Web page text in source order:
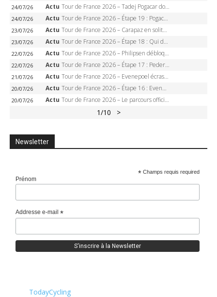
24/07/26 Actu Tour de France 2026 – Tadej Pogacar dompte l’Alpe d’Huez, 5e victoire, record de Pantani pulvérisé
24/07/26 Actu Tour de France 2026 – Étape 19 : Pogacar peut-il enfin dompter l’Alpe d’Huez ?
23/07/26 Actu Tour de France 2026 – Carapaz en solitaire à Orcières-Merlette, Paret-Peintre à un point du maillot à pois
23/07/26 Actu Tour de France 2026 – Étape 18 : Qui domptera Orcières-Merlette, première marche vers l’Alpe d’Huez ?
22/07/26 Actu Tour de France 2026 – Philipsen débloque son compteur à Voiron, Pedersen en danger pour le maillot vert
22/07/26 Actu Tour de France 2026 – Étape 17 : Pedersen peut-il verrouiller le maillot vert à Voiron ?
21/07/26 Actu Tour de France 2026 – Evenepoel écrase le chrono d’Évian, Seixas 4e, Lipowitz abandonne
20/07/26 Actu Tour de France 2026 – Étape 16 : Evenepoel, Pogacar, Ganna… qui domptera le chrono d’Évian pour redessiner le podium ?
20/07/26 Actu Tour de France 2026 – Le parcours officiel complet : 21 étapes, profils, carte et dates
1/10 >
Newsletter
* Champs requis required
Prénom
Addresse e-mail*
TodayCycling